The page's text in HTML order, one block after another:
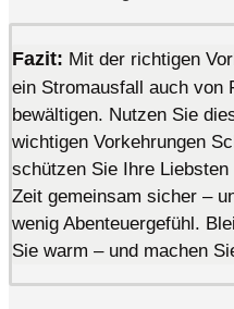
Fazit: Mit der richtigen
ein Stromausfall auch von
bewältigen. Nutzen Sie
wichtigen Vorkehrungen
schützen Sie Ihre
Zeit gemeinsam sicher –
wenig Abenteuergefühl.
Sie warm – und machen